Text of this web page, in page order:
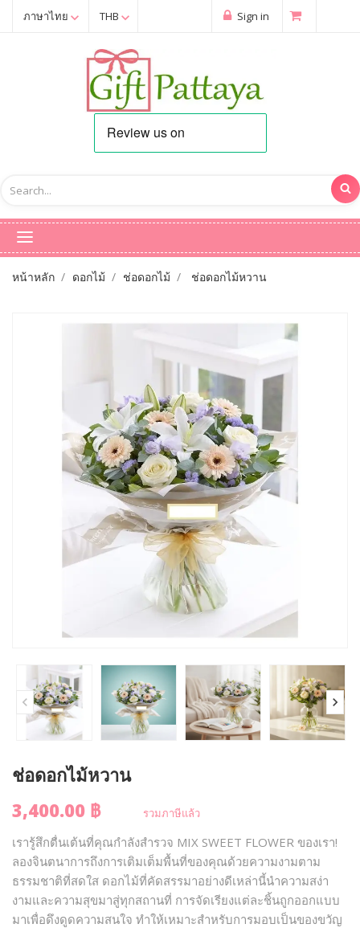
ภาษาไทย THB Sign in
หน้าหลัก ดอกไม้ ช่อดอกไม้ ช่อดอกไม้หวาน
ช่อดอกไม้หวาน
3,400.00 ฿
รวมภาษีแล้ว
เรารู้สึกตื่นเต้นที่คุณกำลังสำรวจ MIX SWEET FLOWER ของเรา!
ลองจินตนาการถึงการเติมเต็มพื้นที่ของคุณด้วยความงามตาม
ธรรมชาติที่สดใส ดอกไม้ที่คัดสรรมาอย่างดีเหล่านี้นำความสง่า
งามและความสุขมาสู่ทุกสถานที่ การจัดเรียงแต่ละชิ้นถูกออกแบบ
มาเพื่อดึงดูดความสนใจ ทำให้เหมาะสำหรับการมอบเป็นของขวัญ